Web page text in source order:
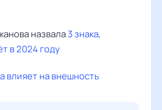
назвала3 знака,
в 2024 году
влияет на внешность